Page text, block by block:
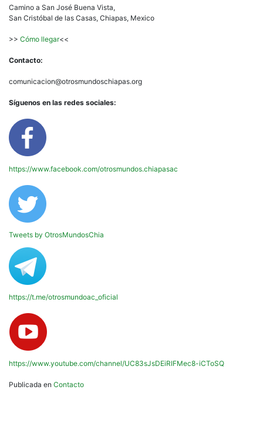
Camino a San José Buena Vista,
San Cristóbal de las Casas, Chiapas, Mexico
>> Cómo llegar<<
Contacto:
comunicacion@otrosmundoschiapas.org
Síguenos en las redes sociales:
https://www.facebook.com/otrosmundos.chiapasac
Tweets by OtrosMundosChia
https://t.me/otrosmundoac_oficial
https://www.youtube.com/channel/UC83sJsDEiRIFMec8-iCToSQ
Publicada en Contacto